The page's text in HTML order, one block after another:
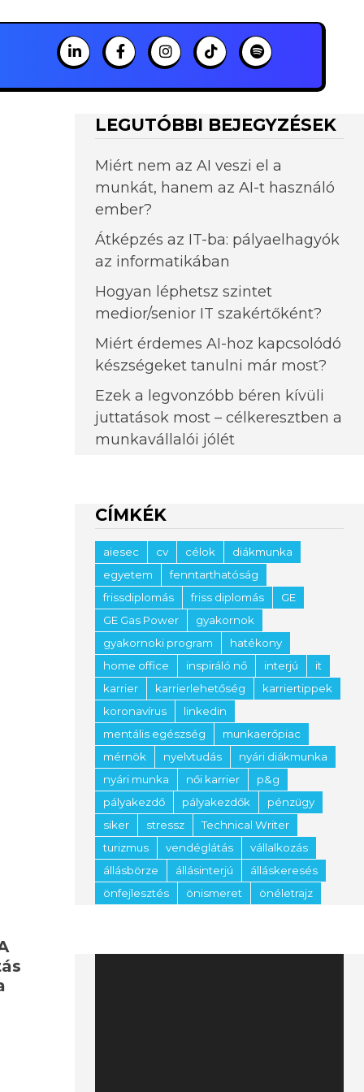
LEGUTÓBBI BEJEGYZÉSEK
Miért nem az AI veszi el a
munkát, hanem az AI-t használó
ember?
Átképzés az IT-ba: pályaelhagyók
az informatikában
Hogyan léphetsz szintet
medior/senior IT szakértőként?
Miért érdemes AI-hoz kapcsolódó
készségeket tanulni már most?
Ezek a legvonzóbb béren kívüli
juttatások most – célkeresztben a
munkavállalói jólét
CÍMKÉK
aiesec cv célok
diákmunka
egyetem
fenntarthatóság
frissdiplomás
friss diplomás
GE
GE Gas Power
gyakornok
gyakornoki program
hatékony
home office
inspiráló nő interjú
it
karrier
karrierlehetőség
karriertippek
koronavírus
linkedin
mentális egészség
munkaerőpiac
mérnök
nyelvtudás
nyári diákmunka
nyári munka
női karrier
p&g
pályakezdő
pályakezdők
pénzügy
siker
stressz
Technical Writer
turizmus
vendéglátás
vállalkozás
állásbörze
állásinterjú
álláskeresés
önfejlesztés
önismeret önéletrajz